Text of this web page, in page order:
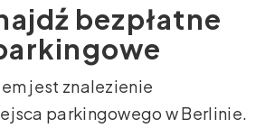
bezpłatne
jest znalezienie
parkingowego w Berlinie.